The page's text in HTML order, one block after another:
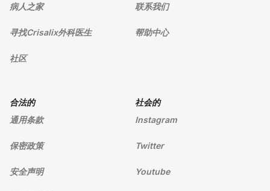
病人之家
寻找Crisalix外科医生
社区
联系我们
帮助中心
合法的
通用条款
保密政策
安全声明
社会的
Instagram
Twitter
Youtube